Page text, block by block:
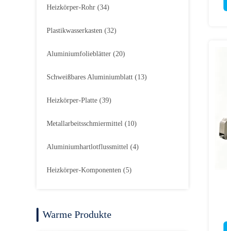
Heizkörper-Rohr (34)
Plastikwasserkasten (32)
Aluminiumfolieblätter (20)
Schweißbares Aluminiumblatt (13)
Heizkörper-Platte (39)
Metallarbeitsschmiermittel (10)
Aluminiumhartlotflussmittel (4)
Heizkörper-Komponenten (5)
Warme Produkte